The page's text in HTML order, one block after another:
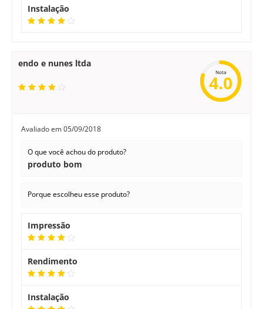
Instalação
endo e nunes ltda
Nota
4.0
Avaliado em05/09/2018
O que você achou do produto?
produto bom
Porque escolheu esse produto?
Impressão
Rendimento
Instalação